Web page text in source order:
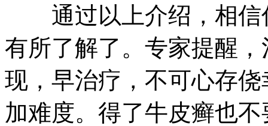
通过以上介绍，相信
有所了解了。专家提醒
现，早治疗，不可心存
加难度。得了牛皮癣也